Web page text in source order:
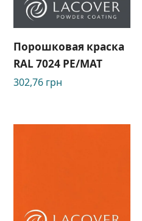
Порошковая краска
RAL 7024 PE/MAT
302,76 грн